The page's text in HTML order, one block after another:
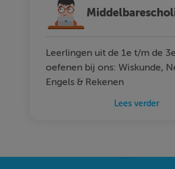
Leerlingen uit de 1e t/m de
oefenen bij ons: Wiskunde,
Engels & Rekenen
Lees verder